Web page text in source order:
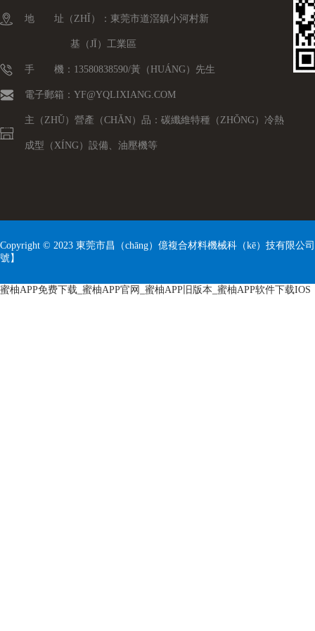
地 址（ZHǏ）：東莞市道滘鎮小河村新
基（JĪ）工業區
手 機：13580838590/黃（HUÁNG）先生
電子郵箱：YF@YQLIXIANG.COM
主（ZHǓ）營產（CHǍN）品：碳纖維特種（ZHǑNG）冷熱
成型（XÍNG）設備、油壓機等
Copyright © 2023 東莞市昌（chāng）億複合材料機械科（kē）技有限公
號】
蜜柚APP免费下载_蜜柚APP官网_蜜柚APP旧版本_蜜柚APP软件下载IOS